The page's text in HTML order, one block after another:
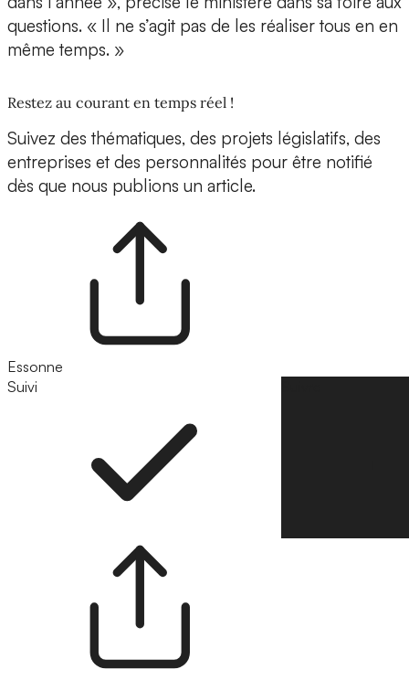
questions. « Il ne s’agit pas de les réaliser tous en en
même temps. »
Restez au courant en temps réel !
Suivez des thématiques, des projets législatifs, des
entreprises et des personnalités pour être notifié
dès que nous publions un article.
Essonne
Suivi